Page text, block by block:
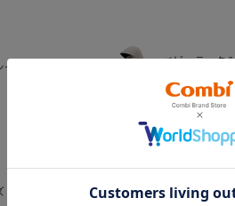
ト
ベビーラック
おむつ・
トイレグッズ
ベビー食器